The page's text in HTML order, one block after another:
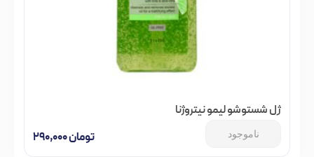
ژل شستوشو لیمو نیتروژنا
تومان
ناموجود